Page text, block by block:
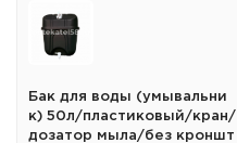
Бак для воды (умывальни
к) 50л/пластиковый/кран/
дозатор мыла/без кроншт